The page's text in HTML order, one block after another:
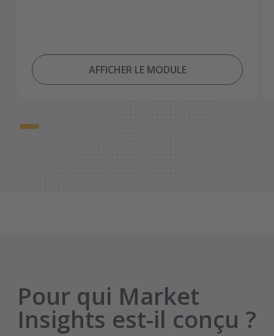
AFFICHER LE MODULE
Pour qui Market
Insights est-il conçu ?